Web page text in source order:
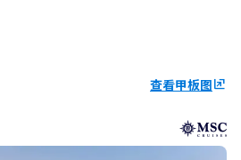
查看甲板图ungroup